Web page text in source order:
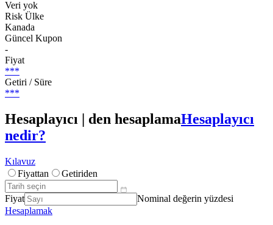
Veri yok
Risk Ülke
Kanada
Güncel Kupon
-
Fiyat
***
Getiri / Süre
***
Hesaplayıcı | den hesaplamaHesaplayıcı
nedir?
Kılavuz
Fiyattan
Getiriden
Fiyat
Nominal değerin yüzdesi
Hesaplamak